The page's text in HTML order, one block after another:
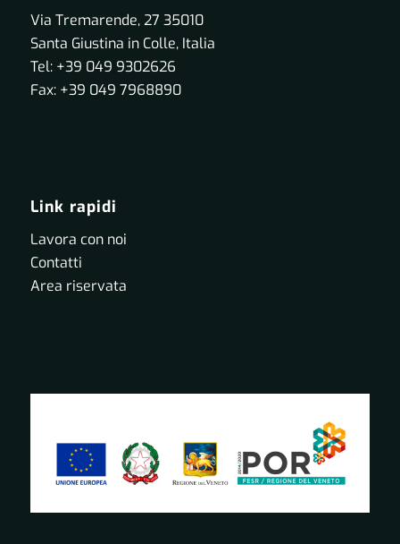
Via Tremarende, 27 35010
Santa Giustina in Colle, Italia
Tel: +39 049 9302626
Fax: +39 049 7968890
Link rapidi
Lavora con noi
Contatti
Area riservata